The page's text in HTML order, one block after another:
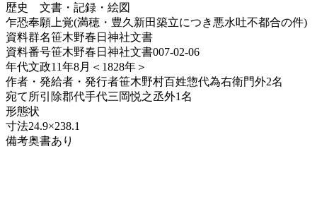
歴史
文書・記録・絵図
乍恐奉願上覚(満穂・豊久新田築立につき悪水吐不都合の件)
資料群名笹木野春日神社文書
資料番号笹木野春日神社文書007-02-06
年代文政11年8月＜1828年＞
作者・発給者・発行者笹木野村百姓惣代為右衛門外2名
宛て所引除郡代手代三岡悦之丞外1名
形態状
寸法24.9×238.1
備考奥書あり